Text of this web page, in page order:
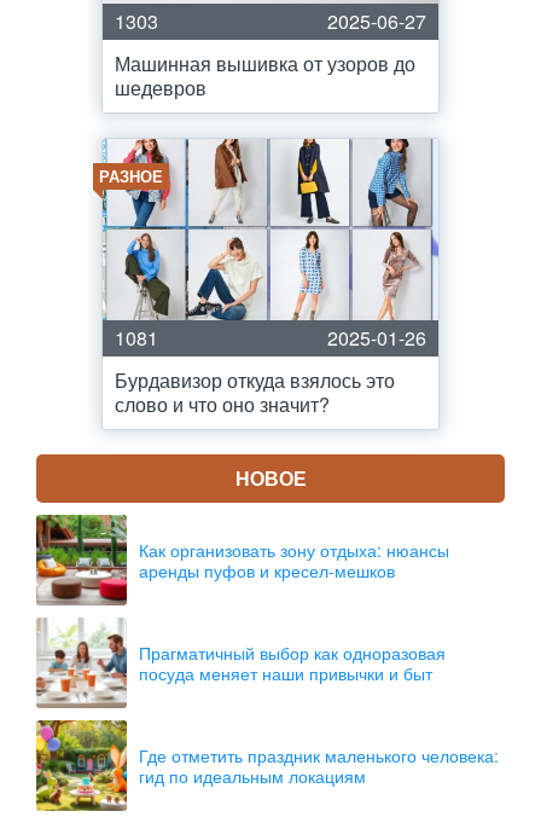
1303
2025-06-27
Машинная вышивка от узоров до
шедевров
РАЗНОЕ
1081
2025-01-26
Бурдавизор откуда взялось это
слово и что оно значит?
НОВОЕ
Как организовать зону отдыха: нюансы
аренды пуфов и кресел-мешков
Прагматичный выбор как одноразовая
посуда меняет наши привычки и быт
Где отметить праздник маленького человека:
гид по идеальным локациям